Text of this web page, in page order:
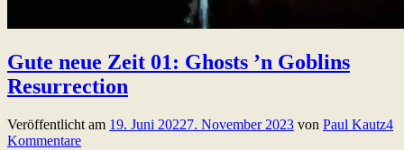
Gute neue Zeit 01: Ghosts ’n Goblins
Resurrection
Veröffentlicht am 19. Juni 20227. November 2023 von Paul Kautz4
Kommentare